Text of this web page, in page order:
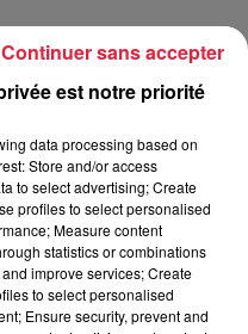
une soirée « nature »
: 14 janvier 2024 à
est notre priorité
data processing based on
Store and/or access
to select advertising; Create
profiles to select personalised
Measure content
statistics or combinations
improve services; Create
to select personalised
Ensure security, prevent and
Continuer sans accepter